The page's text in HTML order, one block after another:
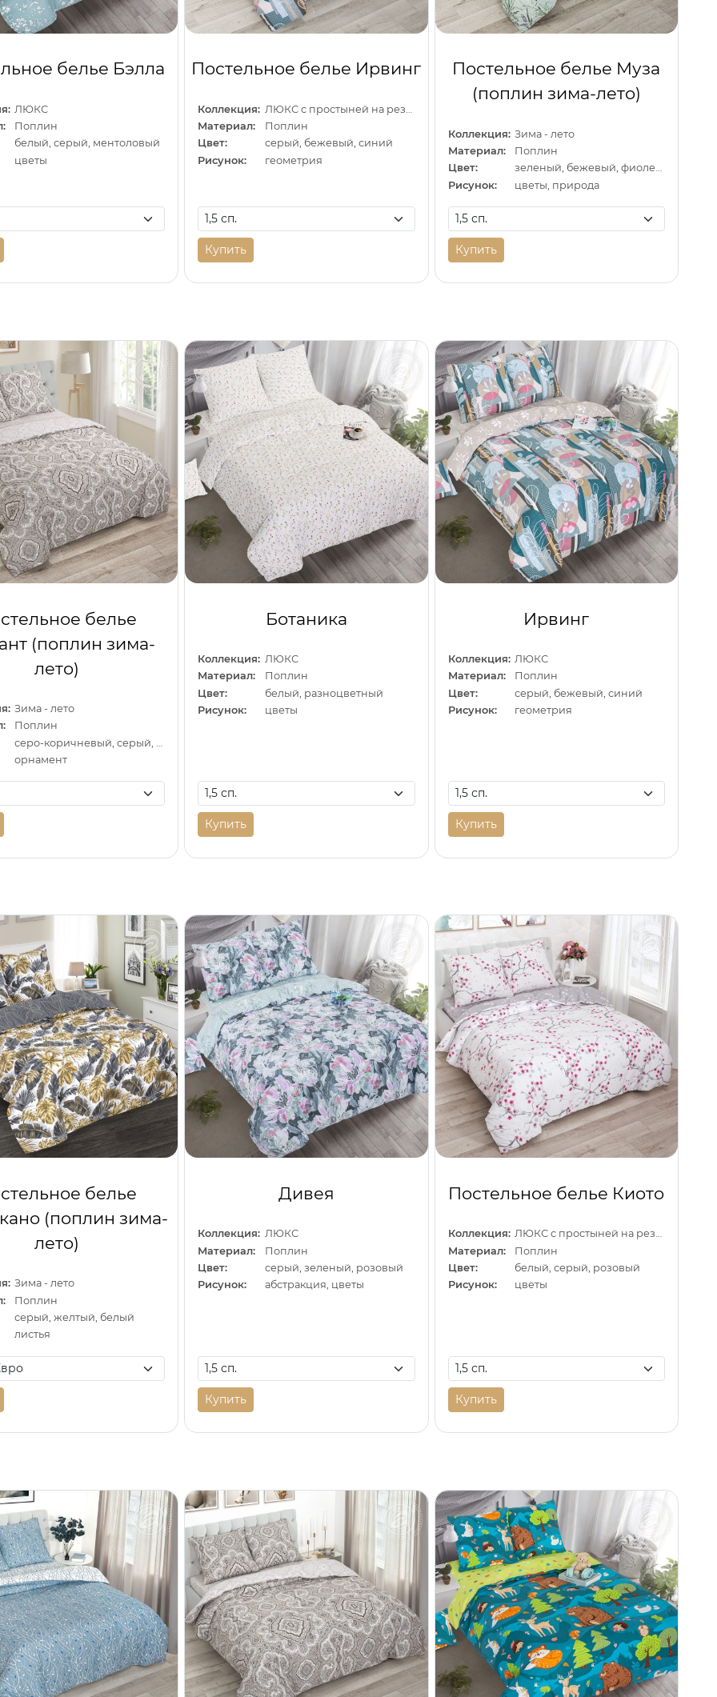
белье Бэлла
ЛЮКС
Поплин
белый, серый, ментоловый
цветы
Постельное белье Ирвинг
Коллекция:
Материал:
Поплин
Цвет:
серый, бежевый, синий
Рисунок:
геометрия
Купить
Постельное белье Муза
(поплин зима-лето)
Коллекция: Зима - лето
Материал:
Поплин
Цвет:
зеленый, бежевый, фиолетовый
Рисунок:
цветы, природа
Купить
белье
(поплин зима-
лето)
Зима - лето
Поплин
орнамент
Ботаника
Коллекция: ЛЮКС
Материал:
Поплин
Цвет:
белый, разноцветный
Рисунок:
цветы
Купить
Ирвинг
Коллекция: ЛЮКС
Материал:
Поплин
Цвет:
серый, бежевый, синий
Рисунок:
геометрия
Купить
белье
(поплин зима-
лето)
Зима - лето
Поплин
серый, желтый, белый
листья
Дивея
Коллекция: ЛЮКС
Материал:
Поплин
Цвет:
серый, зеленый, розовый
Рисунок:
абстракция, цветы
Купить
Постельное белье Киото
Коллекция:
ЛЮКС с простыней на резинке
Материал:
Поплин
Цвет:
белый, серый, розовый
Рисунок:
цветы
Купить